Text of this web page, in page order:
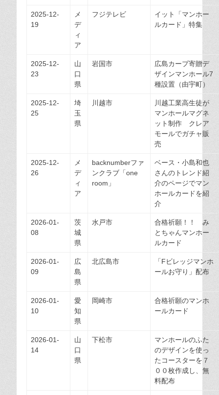
2025-12-
19
メ
デ
ィ
ア
フジテレビ
イット「マンホー
ルカード」特集
2025-12-
23
山
口
県
岩国市
広島カープ寄贈デ
ザインマンホール7
種設置（由宇町）
2025-12-
25
埼
玉
県
川越市
川越工業高生徒が
マンホールマグネ
ット制作 クレア
モールでガチャ販
売
2025-12-
26
メ
デ
ィ
ア
backnumberファ
ンクラブ「one
room」
ベース・小島和也
さんのトレンド紹
介のページでマン
ホールカードを紹
介
2026-01-
08
茨
城
県
水戸市
合格祈願！！ み
とちゃんマンホー
ルカード
2026-01-
09
広
島
県
北広島市
「Fビレッジマンホ
ールお守り」配布
2026-01-
10
愛
知
県
岡崎市
合格祈願のマンホ
ールカード
2026-01-
14
山
口
県
下松市
マンホールのふた
のデザインを使っ
たコースターを７
００枚作成し、無
料配布